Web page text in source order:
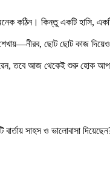
কঠিন। কিন্তু একটি হাসি,
ছোট ছোট কাজ
তবে আজ থেকেই শুরু হোক
সাহস ও ভালোবাসা